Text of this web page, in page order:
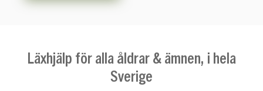
Läxhjälp för alla åldrar & ämnen, i hela
Sverige